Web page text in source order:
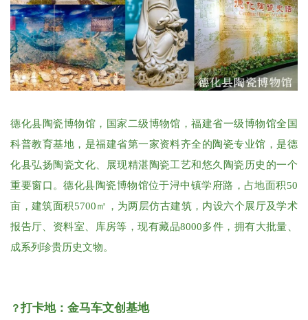
德化县陶瓷博物馆，国家二级博物馆，福建省一级博物馆全国
科普教育基地，是福建省第一家资料齐全的陶瓷专业馆，是德
化县弘扬陶瓷文化、展现精湛陶瓷工艺和悠久陶瓷历史的一个
重要窗口。德化县陶瓷博物馆位于浔中镇学府路，占地面积50
亩，建筑面积5700㎡，为两层仿古建筑，内设六个展厅及学术
报告厅、资料室、库房等，现有藏品8000多件，拥有大批量、
成系列珍贵历史文物。
？打卡地：金马车文创基地